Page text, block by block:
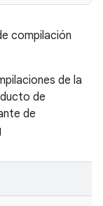
compilación
de la
de
de